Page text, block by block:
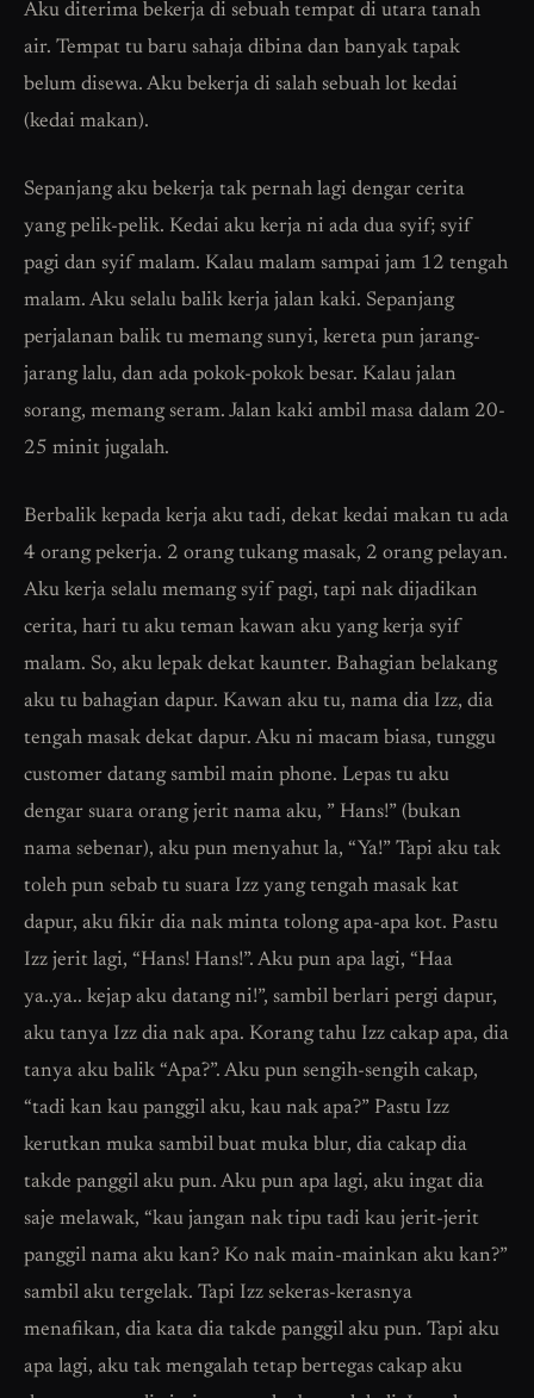
Aku diterima bekerja di sebuah tempat di utara tanah
air. Tempat tu baru sahaja dibina dan banyak tapak
belum disewa. Aku bekerja di salah sebuah lot kedai
(kedai makan).
Sepanjang aku bekerja tak pernah lagi dengar cerita
yang pelik-pelik. Kedai aku kerja ni ada dua syif; syif
pagi dan syif malam. Kalau malam sampai jam 12 tengah
malam. Aku selalu balik kerja jalan kaki. Sepanjang
perjalanan balik tu memang sunyi, kereta pun jarang-
jarang lalu, dan ada pokok-pokok besar. Kalau jalan
sorang, memang seram. Jalan kaki ambil masa dalam 20-
25 minit jugalah.
Berbalik kepada kerja aku tadi, dekat kedai makan tu ada
4 orang pekerja. 2 orang tukang masak, 2 orang pelayan.
Aku kerja selalu memang syif pagi, tapi nak dijadikan
cerita, hari tu aku teman kawan aku yang kerja syif
malam. So, aku lepak dekat kaunter. Bahagian belakang
aku tu bahagian dapur. Kawan aku tu, nama dia Izz, dia
tengah masak dekat dapur. Aku ni macam biasa, tunggu
customer datang sambil main phone. Lepas tu aku
dengar suara orang jerit nama aku, ” Hans!” (bukan
nama sebenar), aku pun menyahut la, “Ya!” Tapi aku tak
toleh pun sebab tu suara Izz yang tengah masak kat
dapur, aku fikir dia nak minta tolong apa-apa kot. Pastu
Izz jerit lagi, “Hans! Hans!”. Aku pun apa lagi, “Haa
ya..ya.. kejap aku datang ni!”, sambil berlari pergi dapur,
aku tanya Izz dia nak apa. Korang tahu Izz cakap apa, dia
tanya aku balik “Apa?”. Aku pun sengih-sengih cakap,
“tadi kan kau panggil aku, kau nak apa?” Pastu Izz
kerutkan muka sambil buat muka blur, dia cakap dia
takde panggil aku pun. Aku pun apa lagi, aku ingat dia
saje melawak, “kau jangan nak tipu tadi kau jerit-jerit
panggil nama aku kan? Ko nak main-mainkan aku kan?”
sambil aku tergelak. Tapi Izz sekeras-kerasnya
menafikan, dia kata dia takde panggil aku pun. Tapi aku
apa lagi, aku tak mengalah tetap bertegas cakap aku